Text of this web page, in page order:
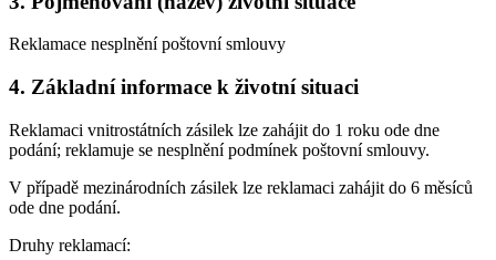
Reklamace nesplnění poštovní smlouvy
4. Základní informace k životní situaci
Reklamaci vnitrostátních zásilek lze zahájit do 1 roku ode dne
podání; reklamuje se nesplnění podmínek poštovní smlouvy.
V případě mezinárodních zásilek lze reklamaci zahájit do 6 měsíců
ode dne podání.
Druhy reklamací: